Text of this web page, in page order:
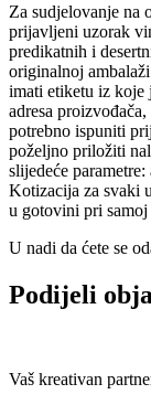
Za sudjelovanje na
prijavljeni uzorak
predikatnih i
originalnoj
imati etiketu iz
adresa
potrebno ispuniti
poželjno priložiti
slijedeće
Kotizacija za svaki
u gotovini pri samoj
U nadi da ćete se
Podijeli
Vaš kreativan